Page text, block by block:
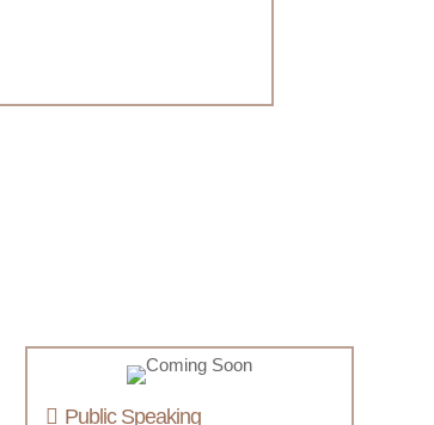
Public Speaking